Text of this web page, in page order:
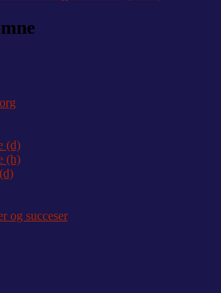
(d)
(h)
og succeser